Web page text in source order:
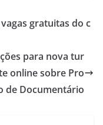
gratuitas do c
para nova tur
online sobre Pro
de Documentário